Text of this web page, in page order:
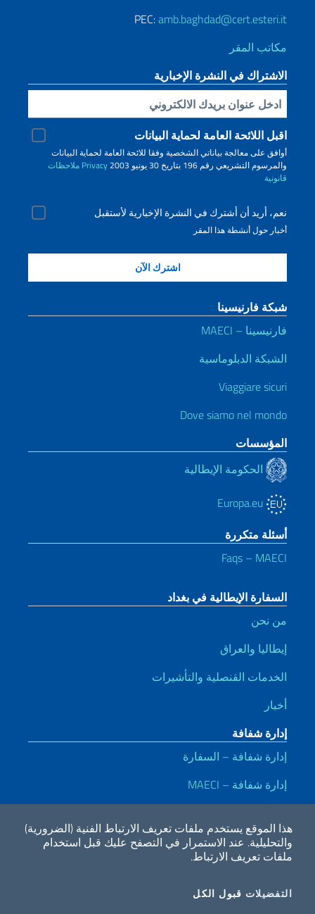
هذا الموقع يستخدم ملفات تعريف الارتباط الفنية (الضرورية)
والتحليلية. عند الاستمرار في التصفح عليك قبل استخدام
ملفات تعريف الارتباط.
التفضيلات COOKIES
قبول الكلملفات تعريف الارتباط
PEC:amb.baghdad@cert.esteri.it
مكاتب المقر
الاشتراك في النشرة الإخبارية
Inserisci la tua email
اقبل اللائحة العامة لحماية البيانات
أوافق على معالجة بياناتي الشخصية وفقا للائحة العامة لحماية البيانات
والمرسوم التشريعي رقم 196 بتاريخ 30 يونيو 2003
Privacy ملاحظات
قانونية
نعم، أريد أن أشترك في النشرة الإخبارية لأستقبل
أخبار حول أنشطة هذا المقر
شبكة فارنيسينا
فارنيسينا – MAECI
الشبكة الدبلوماسية
Viaggiare sicuri
Dove siamo nel mondo
المؤسسات
الحكومة الإيطالية
أسئلة متكررة
Faqs – MAECI
السفارة الإيطالية في بغداد
من نحن
إيطاليا والعراق
الخدمات القنصلية والتأشيرات
أخبار
إدارة شفافة
إدارة شفافة – السفارة
إدارة شفافة – MAECI
روابط مفيدة
Note legali
Privacy e cookie policy
Dichiarazione di accessibilità
2026 حقوق الملكية لوزارة الخارجية والتعاون الدولي